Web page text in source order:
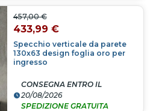
Specchio verticale da parete
130x63 design foglia oro per
ingresso
457,00 €
433,99 €
CONSEGNA ENTRO IL
20/08/2026
SPEDIZIONE GRATUITA